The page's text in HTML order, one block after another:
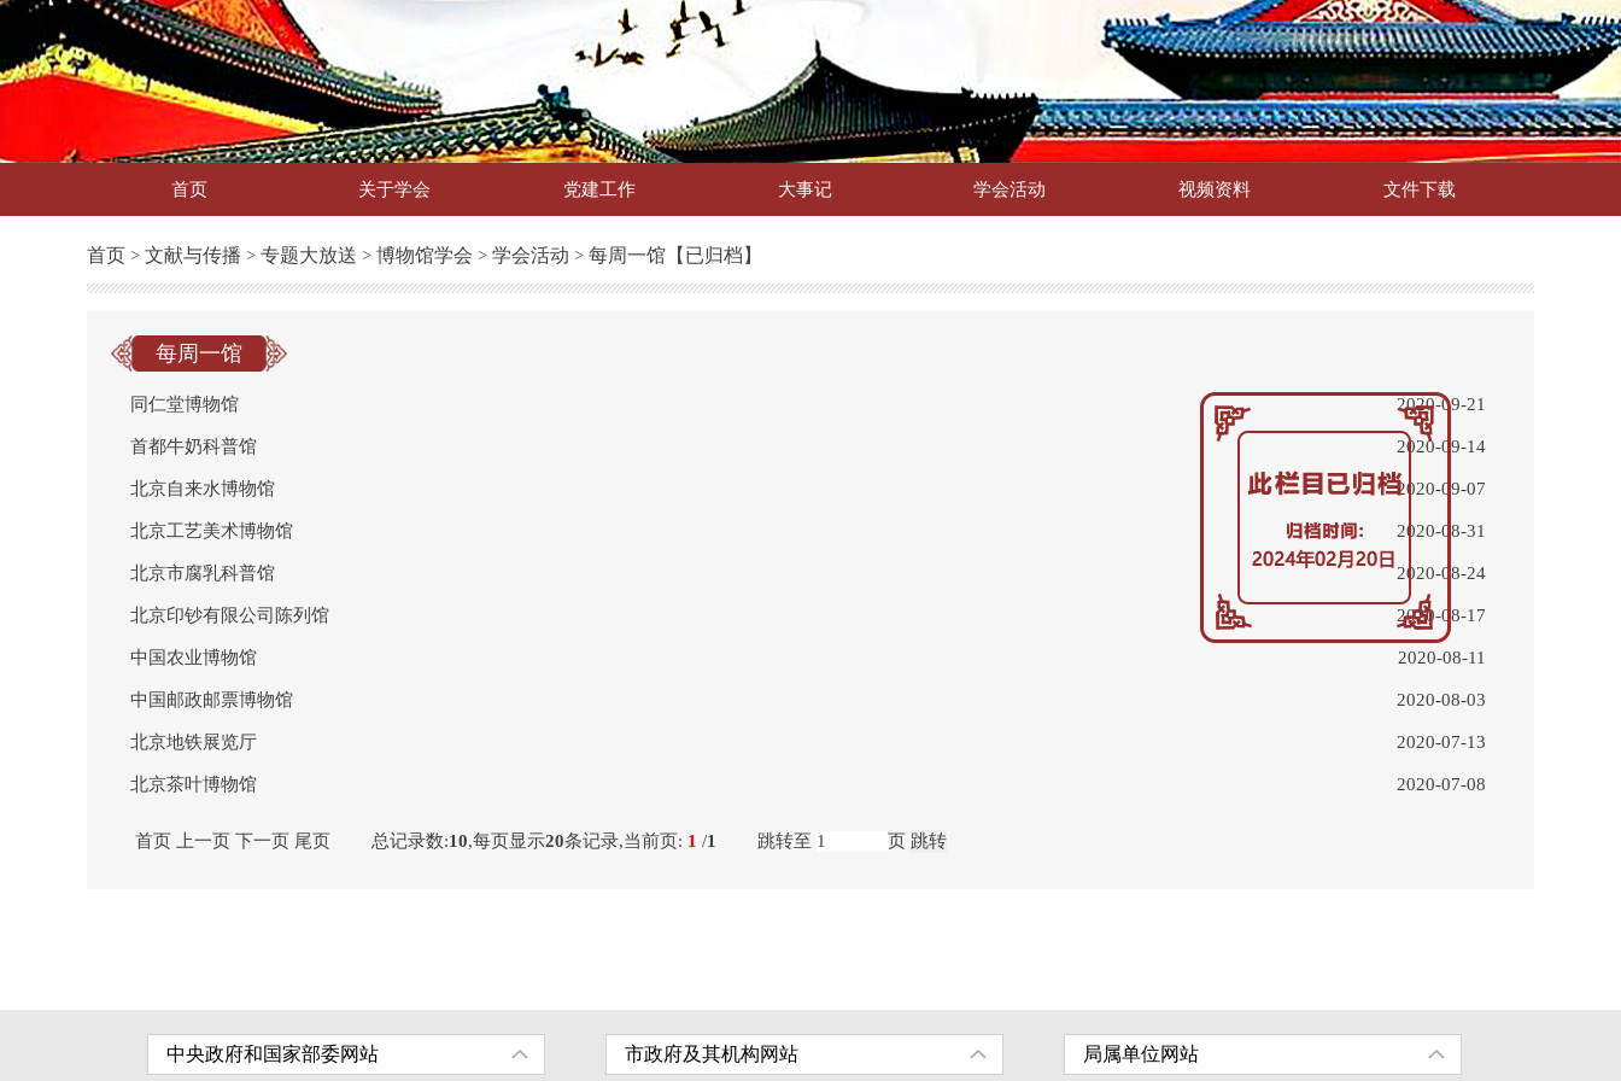
首页 关于学会 党建工作 大事记 学会活动 视频资料 文件下载
首页 > 文献与传播 > 专题大放送 > 博物馆学会 > 学会活动 > 每周一馆【已归档】
每周一馆
同仁堂博物馆 2020-09-21
首都牛奶科普馆 2020-09-14
北京自来水博物馆 2020-09-07
北京工艺美术博物馆 2020-08-31
北京市腐乳科普馆 2020-08-24
北京印钞有限公司陈列馆 2020-08-17
中国农业博物馆 2020-08-11
中国邮政邮票博物馆 2020-08-03
北京地铁展览厅 2020-07-13
北京茶叶博物馆 2020-07-08
首页 上一页 下一页 尾页 总记录数:10,每页显示20条记录,当前页: 1 /1 跳转至 页